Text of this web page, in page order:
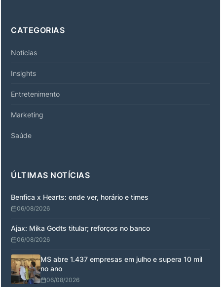
CATEGORIAS
Notícias
Insights
Entretenimento
Marketing
Saúde
ÚLTIMAS NOTÍCIAS
Benfica x Hearts: onde ver, horário e times
06/08/2026
Ajax: Mika Godts titular; reforços no banco
06/08/2026
MS abre 1.437 empresas em julho e supera 10 mil
no ano
06/08/2026